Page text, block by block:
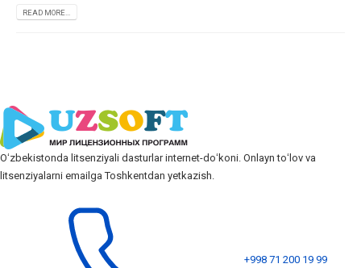
READ MORE...
Oʻzbekistonda litsenziyali dasturlar internet-doʻkoni. Onlayn toʻlov va
litsenziyalarni emailga Toshkentdan yetkazish.
+998 71 200 19 99